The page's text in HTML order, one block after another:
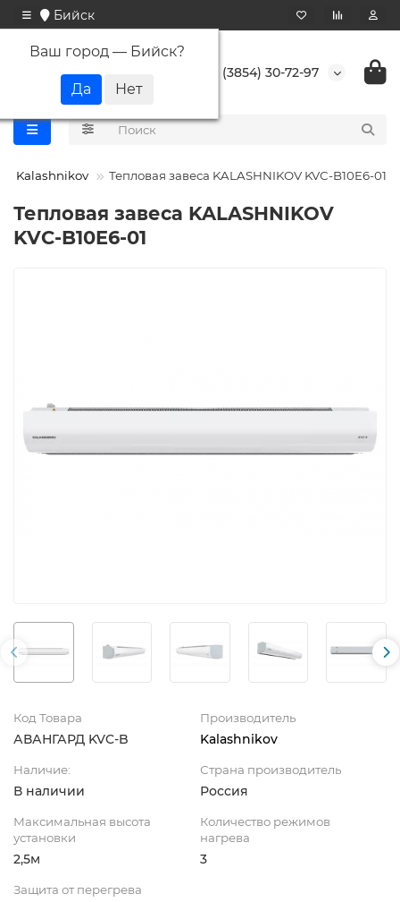
Бийск
Ваш город — Бийск?
+7 (3854) 30-72-97
Kalashnikov Тепловая завеса KALASHNIKOV KVС-B10E6-01
Тепловая завеса KALASHNIKOV
KVС-B10E6-01
Код Товара
АВАНГАРД KVC-B
Производитель
Kalashnikov
Наличие:
В наличии
Страна производитель
Россия
Максимальная высота
установки
2,5м
Количество режимов
нагрева
3
Защита от перегрева